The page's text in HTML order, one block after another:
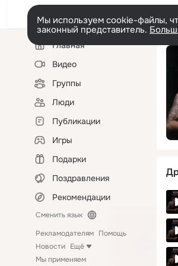
Мы используем cookie-файлы,
законный представитель.
Левая
колонкаГлавная
Видео
Группы
Люди
Публикации
Игры
Подарки
Поздравления
Рекомендации
Сменить язык
Рекламодателям Помощь
Новости Ещё
Мы применяем